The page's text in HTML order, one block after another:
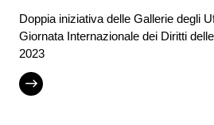
Doppia iniziativa delle Gallerie degli
Giornata Internazionale dei Diritti
2023